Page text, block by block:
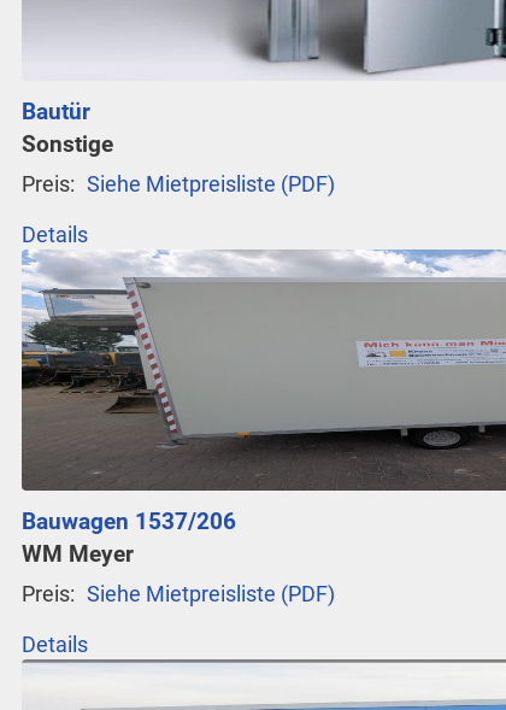
Bautür
Sonstige
Preis: Siehe Mietpreisliste (PDF)
Details
Bauwagen 1537/206
WM Meyer
Preis: Siehe Mietpreisliste (PDF)
Details